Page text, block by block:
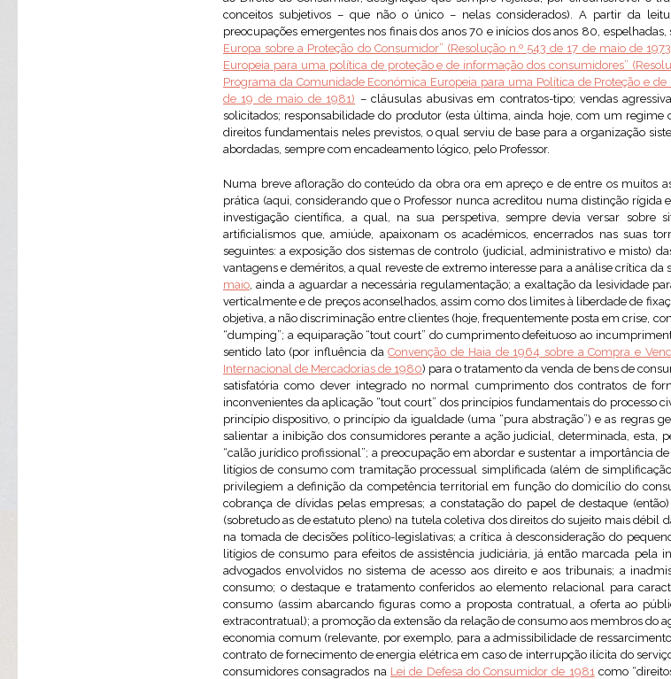
conceitos subjetivos – que não o único – nelas considerados). A partir da
preocupações emergentes nos finais dos anos 70 e inícios dos anos 80,
Europa sobre a Proteção do Consumidor” (Resolução n.º 543 de 17 de maio de
Europeia para uma política de proteção e de informação dos consumidores”
Programa da Comunidade Económica Europeia para uma Política de Proteção e
de 19 de maio de 1981) – cláusulas abusivas em contratos-tipo; vendas
solicitados; responsabilidade do produtor (esta última, ainda hoje, com um
direitos fundamentais neles previstos, o qual serviu de base para a organização
abordadas, sempre com encadeamento lógico, pelo Professor.
Numa breve afloração do conteúdo da obra ora em apreço e de entre os muitos
prática (aqui, considerando que o Professor nunca acreditou numa distinção rígida
investigação científica, a qual, na sua perspetiva, sempre devia versar sobre
artificialismos que, amiúde, apaixonam os académicos, encerrados nas suas
seguintes: a exposição dos sistemas de controlo (judicial, administrativo e misto)
vantagens e deméritos, a qual reveste de extremo interesse para a análise crítica da
maio, ainda a aguardar a necessária regulamentação; a exaltação da lesividade
verticalmente e de preços aconselhados, assim como dos limites à liberdade de
objetiva, a não discriminação entre clientes (hoje, frequentemente posta em crise,
“dumping”; a equiparação “tout court” do cumprimento defeituoso ao
sentido lato (por influência daConvenção de Haia de 1964 sobre a Compra e
Internacional de Mercadorias de 1980) para o tratamento da venda de bens de
satisfatória como dever integrado no normal cumprimento dos contratos de
inconvenientes da aplicação “tout court” dos princípios fundamentais do processo
princípio dispositivo, o princípio da igualdade (uma “pura abstração”) e as regras
salientar a inibição dos consumidores perante a ação judicial, determinada, esta,
“calão jurídico profissional”; a preocupação em abordar e sustentar a importância
litígios de consumo com tramitação processual simplificada (além de
privilegiem a definição da competência territorial em função do domicílio do
cobrança de dívidas pelas empresas; a constatação do papel de destaque
(sobretudo as de estatuto pleno) na tutela coletiva dos direitos do sujeito mais débil
na tomada de decisões político-legislativas; a crítica à desconsideração do
litígios de consumo para efeitos de assistência judiciária, já então marcada pela
advogados envolvidos no sistema de acesso aos direito e aos tribunais; a
consumo; o destaque e tratamento conferidos ao elemento relacional para
consumo (assim abarcando figuras como a proposta contratual, a oferta ao
extracontratual); a promoção da extensão da relação de consumo aos membros do
economia comum (relevante, por exemplo, para a admissibilidade de
contrato de fornecimento de energia elétrica em caso de interrupção ilícita do
consumidores consagrados na Lei de Defesa do Consumidor de 1981como